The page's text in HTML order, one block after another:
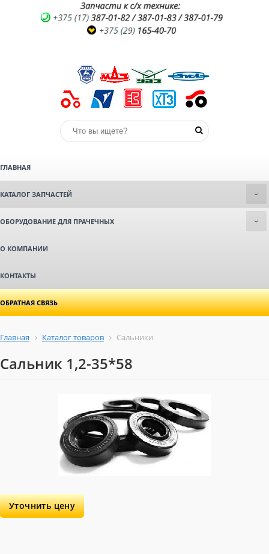
ГЛАВНАЯ
КАТАЛОГ ЗАПЧАСТЕЙ
ОБОРУДОВАНИЕ ДЛЯ ПРАЧЕЧНЫХ
О КОМПАНИИ
КОНТАКТЫ
ОБРАТНАЯ СВЯЗЬ
Главная Каталог товаров Сальники
Сальник 1,2-35*58
Уточнить цену